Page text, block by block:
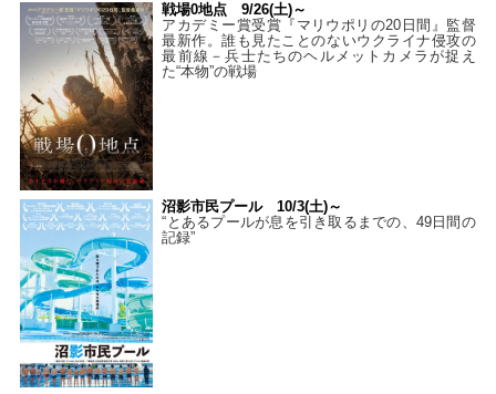
戦場0地点 9/26(土)～
アカデミー賞受賞『マリウポリの20日間』監督
最新作。誰も見たことのないウクライナ侵攻の
最前線－兵士たちのヘルメットカメラが捉え
た“本物”の戦場
沼影市民プール 10/3(土)～
“とあるプールが息を引き取るまでの、49日間の
記録”